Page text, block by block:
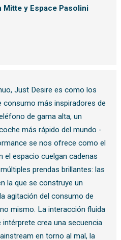
y Espace Pasolini
Just Desire es como los
más inspiradores de
de gama alta, un
más rápido del mundo -
se nos ofrece como el
el espacio cuelgan cadenas
prendas brillantes: las
la que se construye un
agitación del consumo de
mismo. La interacción fluida
crea una secuencia
en torno al mal, la